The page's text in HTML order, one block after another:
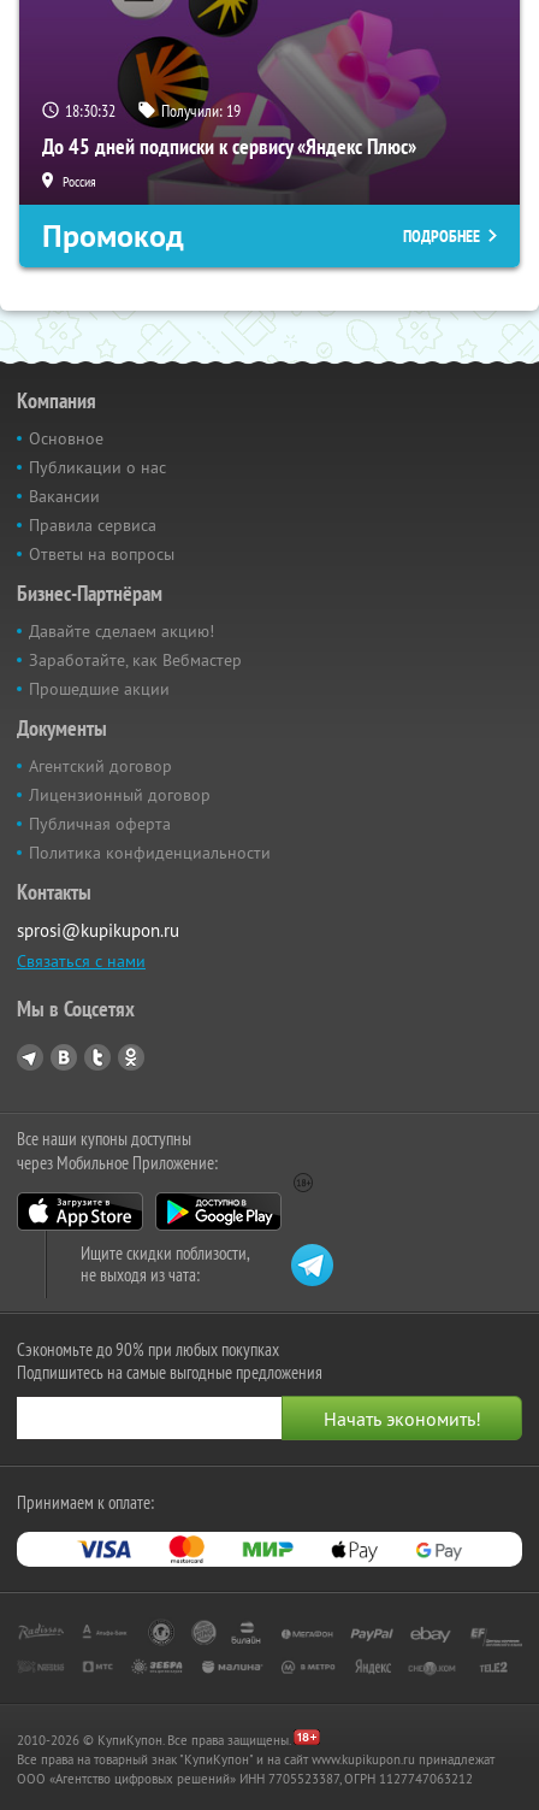
18:30:31 Получили: 19
До 45 дней подписки к сервису «Яндекс Плюс»
Россия
Промокод ПОДРОБНЕЕ
Компания
Основное
Публикации о нас
Вакансии
Правила сервиса
Ответы на вопросы
Бизнес-Партнёрам
Давайте сделаем акцию!
Заработайте, как Вебмастер
Прошедшие акции
Документы
Агентский договор
Лицензионный договор
Публичная оферта
Политика конфиденциальности
Контакты
sprosi@kupikupon.ru
Связаться с нами
Мы в Соцсетях
Все наши купоны доступны
через Мобильное Приложение:
Ищите скидки поблизости,
не выходя из чата:
Сэкономьте до 90% при любых покупках
Подпишитесь на самые выгодные предложения
Принимаем к оплате:
2010-2026 © КупиКупон. Все права защищены.
Все права на товарный знак "КупиКупон" и на сайт www.kupikupon.ru принадлежат
OOO «Агентство цифровых решений» ИНН 7705523387, ОГРН 1127747063212